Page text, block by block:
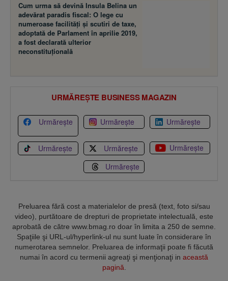
Cum urma să devină Insula Belina un
adevărat paradis fiscal: O lege cu
numeroase facilităţi şi scutiri de taxe,
adoptată de Parlament în aprilie 2019,
a fost declarată ulterior
neconstituţională
URMĂREȘTE BUSINESS MAGAZIN
Urmărește Urmărește Urmărește
Urmărește Urmărește
Urmărește
Urmărește
Preluarea fără cost a materialelor de presă (text, foto si/sau
video), purtătoare de drepturi de proprietate intelectuală, este
aprobată de către www.bmag.ro doar în limita a 250 de semne.
Spaţiile şi URL-ul/hyperlink-ul nu sunt luate în considerare în
numerotarea semnelor. Preluarea de informaţii poate fi făcută
numai în acord cu termenii agreaţi şi menţionaţi in această
pagină